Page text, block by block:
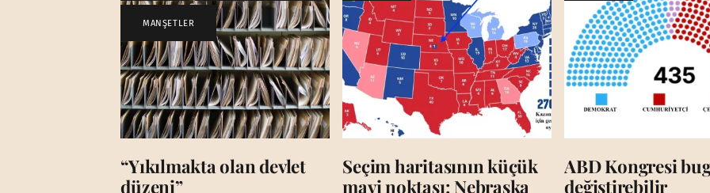
MANŞETLER
“Yıkılmakta olan devlet
düzeni”
Seçim haritasının küçük
mavi noktası: Nebraska
ABD Kongresi
değiştirebilir